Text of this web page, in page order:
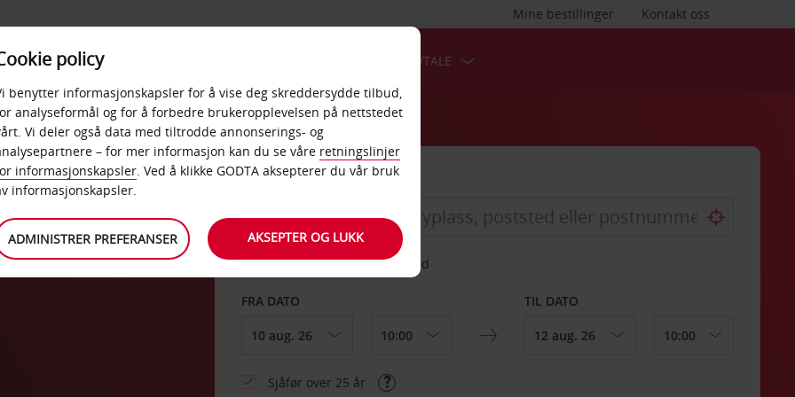
Kontakt oss
Mine bestillinger
PRODUKTER BEDRIFTSAVTALE
HENT FRA
Velg et annet leveringssted
FRA DATO TIL DATO
Sjåfør over 25 år
policy
benytter informasjonskapsler for å vise deg skreddersydde tilbud,
analyseformål og for å forbedre brukeropplevelsen på nettstedet
Vi deler også data med tiltrodde annonserings- og
– for mer informasjon kan du se våre retningslinjer
informasjonskapsler. Ved å klikke GODTA aksepterer du vår bruk
informasjonskapsler.
ADMINISTRER PREFERANSER AKSEPTER OG LUKK